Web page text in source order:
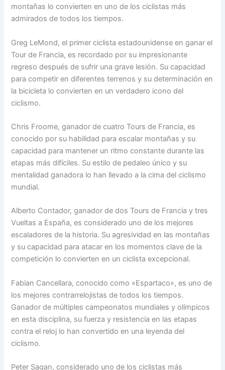
montañas lo convierten en uno de los ciclistas más
admirados de todos los tiempos.
Greg LeMond, el primer ciclista estadounidense en ganar el
Tour de Francia, es recordado por su impresionante
regreso después de sufrir una grave lesión. Su capacidad
para competir en diferentes terrenos y su determinación en
la bicicleta lo convierten en un verdadero icono del
ciclismo.
Chris Froome, ganador de cuatro Tours de Francia, es
conocido por su habilidad para escalar montañas y su
capacidad para mantener un ritmo constante durante las
etapas más difíciles. Su estilo de pedaleo único y su
mentalidad ganadora lo han llevado a la cima del ciclismo
mundial.
Alberto Contador, ganador de dos Tours de Francia y tres
Vueltas a España, es considerado uno de los mejores
escaladores de la historia. Su agresividad en las montañas
y su capacidad para atacar en los momentos clave de la
competición lo convierten en un ciclista excepcional.
Fabian Cancellara, conocido como «Espartaco», es uno de
los mejores contrarrelojistas de todos los tiempos.
Ganador de múltiples campeonatos mundiales y olímpicos
en esta disciplina, su fuerza y resistencia en las etapas
contra el reloj lo han convertido en una leyenda del
ciclismo.
Peter Sagan, considerado uno de los ciclistas más